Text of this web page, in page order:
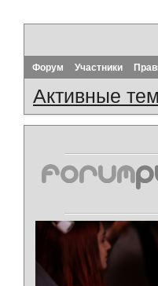
Форум Участники
Активные